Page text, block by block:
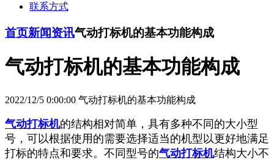
联系方式
首页新闻资讯气动打标机的基本功能构成
气动打标机的基本功能构成
2022/12/5 0:00:00 气动打标机的基本功能构成
气动打标机的结构相对简单，具有多种不同的大小型
号，可以根据使用的需要选择适当的机型以更好地满足
打标的特点和要求。不同型号的气动打标机结构大小不